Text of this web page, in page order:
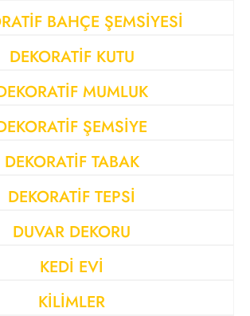
BAHÇE ŞEMSİYESİ
DEKORATİF KUTU
MUMLUK
ŞEMSİYE
DEKORATİF TABAK
DEKORATİF TEPSİ
DUVAR DEKORU
KEDİ EVİ
KİLİMLER